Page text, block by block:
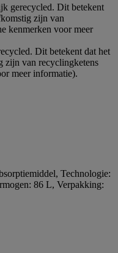
gerecycled. Dit betekent
zijn van
kenmerken voor meer
Dit betekent dat het
zijn van recyclingketens
meer informatie).
Technologie:
86 L, Verpakking: